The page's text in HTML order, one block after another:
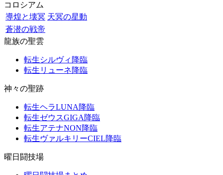
コロシアム
導煌と壊冥 天冥の星動
蒼潜の戦帝
龍族の聖雲
転生シルヴィ降臨
転生リューネ降臨
神々の聖跡
転生ヘラLUNA降臨
転生ゼウスGIGA降臨
転生アテナNON降臨
転生ヴァルキリーCIEL降臨
曜日闘技場